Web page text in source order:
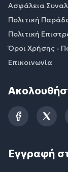
Ασφάλεια
Πολιτική
Πολιτική
Όροι Χρήσης -
Επικοινωνία
Facebook
Εγγραφή